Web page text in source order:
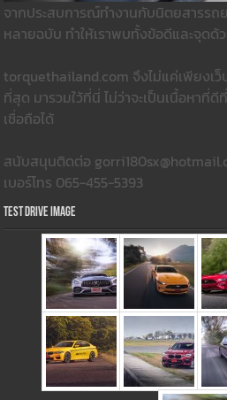
จากประสบการณ์ทำงานกับนิตยสารรถ
หลายฉบับ ทำให้เราพบทั้งข้อดีและจุดด้
torquethailand.com จึงไม่แค่เพียงเ
ที่สุด มารวมใว้ที่นี่ ไม่ว่าจะเป็นเนื้อหา
เชื่อถือได้
สนับสนุนติดต่อ
เบอร์โทร 065-455-5393
Test Drive Image